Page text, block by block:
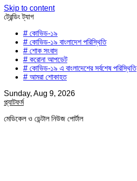
Skip to content
ট্রেন্ডিং ট্যাগ
# কোভিড-১৯
# কোভিড-১৯ বাংলাদেশ পরিস্থিতি
# শোক সংবাদ
# করোনা আপডেট
# কোভিড-১৯ এ বাংলাদেশের সর্বশেষ পরিস্থিতি
# আমরা শোকাহত
Sunday, Aug 9, 2026
প্ল্যাটফর্ম
মেডিকেল ও ডেন্টাল নিউজ পোর্টাল